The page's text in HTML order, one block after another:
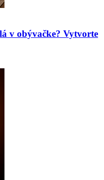
v obývačke? Vytvorte